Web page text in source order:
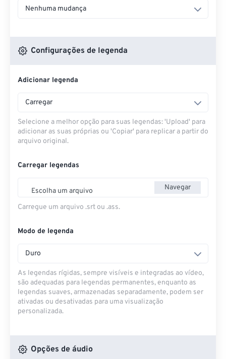
Nenhuma mudança
Configurações de legenda
Adicionar legenda
Carregar
Selecione a melhor opção para suas legendas: 'Upload' para
adicionar as suas próprias ou 'Copiar' para replicar a partir do
arquivo original.
Carregar legendas
Escolha um arquivo Navegar
Carregue um arquivo .srt ou .ass.
Modo de legenda
Duro
As legendas rígidas, sempre visíveis e integradas ao vídeo,
são adequadas para legendas permanentes, enquanto as
legendas suaves, armazenadas separadamente, podem ser
ativadas ou desativadas para uma visualização
personalizada.
Opções de áudio